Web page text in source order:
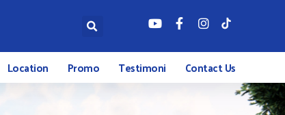
Location Promo Testimoni Contact Us